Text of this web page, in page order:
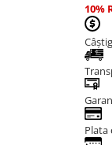
10%
Plata